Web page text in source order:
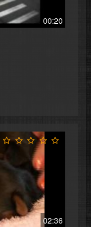
00:20
02:36